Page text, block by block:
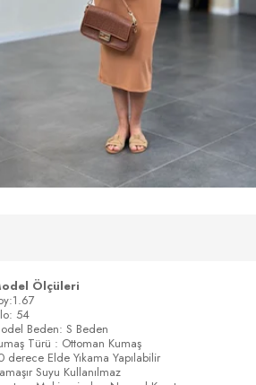
Ölçüleri
54
Beden: S Beden
Türü : Ottoman Kumaş
derece Elde Yıkama Yapılabilir
Suyu Kullanılmaz